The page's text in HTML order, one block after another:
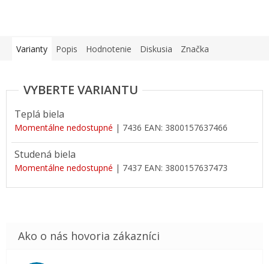
Varianty Popis Hodnotenie Diskusia Značka
Teplá biela
Momentálne nedostupné | 7436 EAN: 3800157637466
Studená biela
Momentálne nedostupné | 7437 EAN: 3800157637473